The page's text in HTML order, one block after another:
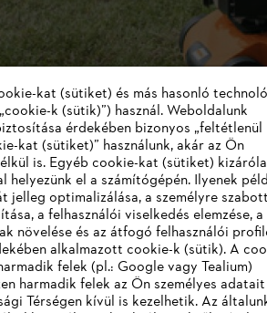
Vállalat
Rólunk
Katalógus letöltése
kat (sütiket) és más hasonló
k (sütik)”) használ. Weboldalunk
érdekében bizonyos „feltétlenül
kat (sütiket)” használunk, akár az Ön
is. Egyéb cookie-kat (sütiket)
helyezünk el a számítógépén. Ilyenek
jelleg optimalizálása, a személyre szabott
a felhasználói viselkedés elemzése,
növelése és az átfogó felhasználói
alkalmazott cookie-k (sütik). A
felek (pl.: Google vagy Tealium)
harmadik felek az Ön személyes
Térségen kívül is kezelhetik. Az